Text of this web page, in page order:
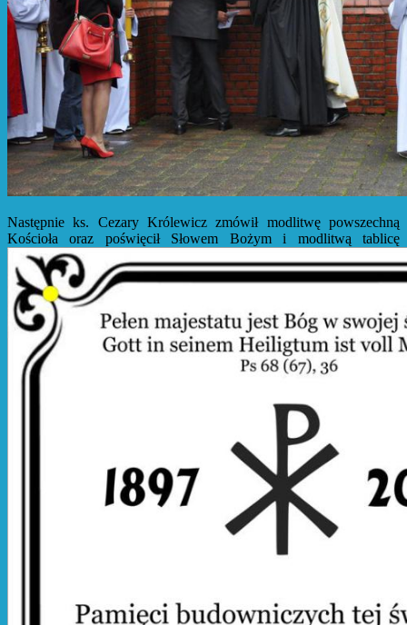
Następnie ks. Cezary Królewicz zmówił modlitwę powszechną
Kościoła oraz poświęcił Słowem Bożym i modlitwą tablicę